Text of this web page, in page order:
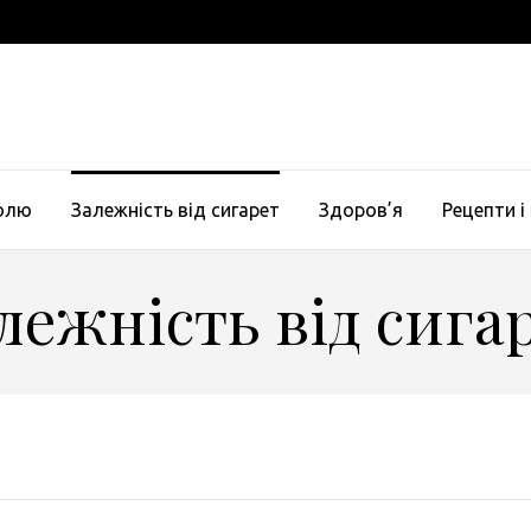
Залежність від сигарет Здоров’я Рецепти
від